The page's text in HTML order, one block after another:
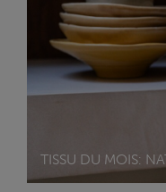
TISSU DU MOIS: